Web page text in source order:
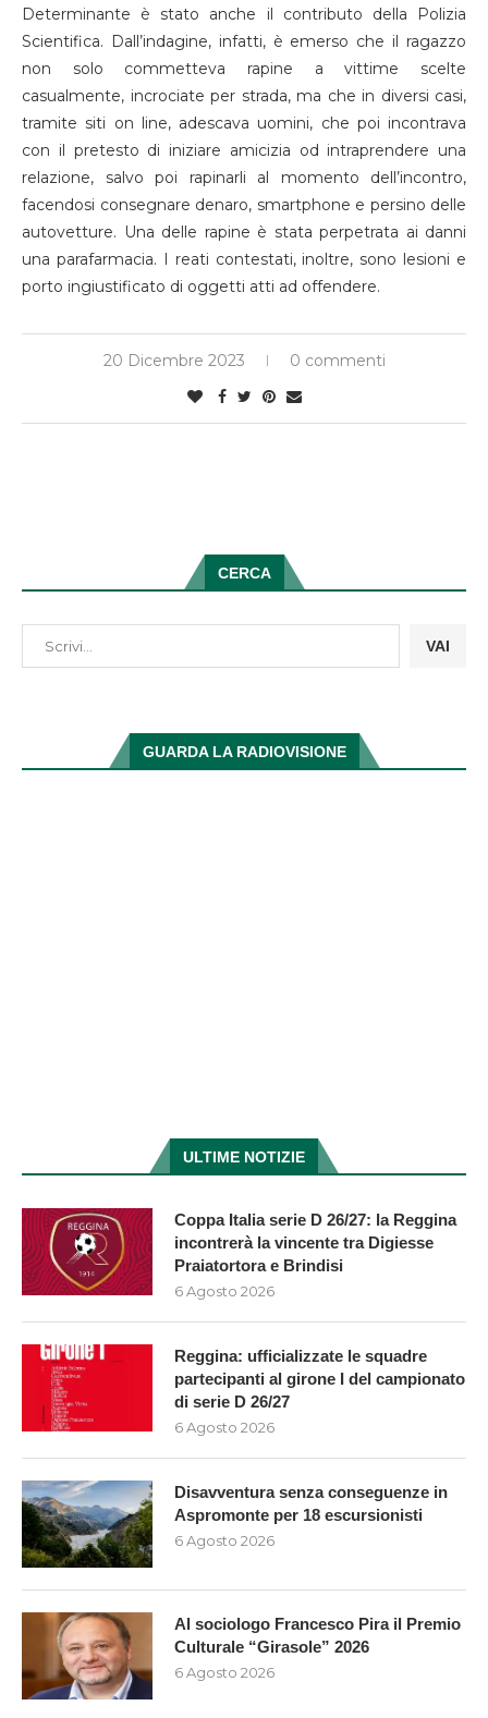
Determinante è stato anche il contributo della Polizia
Scientifica. Dall’indagine, infatti, è emerso che il ragazzo
non solo commetteva rapine a vittime scelte
casualmente, incrociate per strada, ma che in diversi casi,
tramite siti on line, adescava uomini, che poi incontrava
con il pretesto di iniziare amicizia od intraprendere una
relazione, salvo poi rapinarli al momento dell’incontro,
facendosi consegnare denaro, smartphone e persino delle
autovetture. Una delle rapine è stata perpetrata ai danni
una parafarmacia. I reati contestati, inoltre, sono lesioni e
porto ingiustificato di oggetti atti ad offendere.
20 Dicembre 2023 0 commenti
CERCA
VAI
GUARDA LA RADIOVISIONE
ULTIME NOTIZIE
Coppa Italia serie D 26/27: la Reggina
incontrerà la vincente tra Digiesse
Praiatortora e Brindisi
6 Agosto 2026
Reggina: ufficializzate le squadre
partecipanti al girone I del campionato
di serie D 26/27
6 Agosto 2026
Disavventura senza conseguenze in
Aspromonte per 18 escursionisti
6 Agosto 2026
Al sociologo Francesco Pira il Premio
Culturale “Girasole” 2026
6 Agosto 2026